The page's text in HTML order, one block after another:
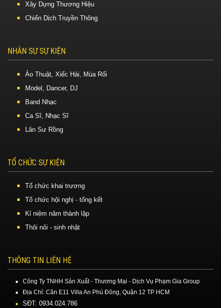
Xây Dựng Thương Hiệu
Chiến Dịch Truyền Thông
NHÂN SỰ SỰ KIỆN
Ảo Thuật, Xiếc Hài, Múa Rối
Model, Dancer, DJ
Band Nhạc
Ca Sĩ, Nhạc Sĩ
Lân Sư Rồng
TỔ CHỨC SỰ KIỆN
Tổ chức khai trương
Tổ chức hội nghị - tổng kết
Kỉ niệm năm thành lập
Thôi nôi - sinh nhật
THÔNG TIN LIÊN HỆ
Công Ty TNHH Sản Xuất - Thương Mại - Dịch Vụ Phạm Gia Group
Địa Chỉ: Căn E11 Villa An Phú Đông, Quận 12 TP HCM
SĐT: 0934.024.786